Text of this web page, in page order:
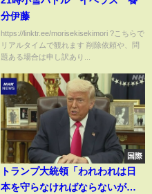
分伊藤
https://linktr.ee/morisekisekimori ?こちらで
リアルタイムで観れます 削除依頼や、問
題ある場合は申し訳あり...
国際
トランプ大統領「われわれは日
本を守らなければならないが、